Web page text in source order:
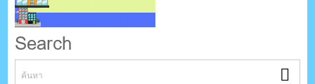
Search